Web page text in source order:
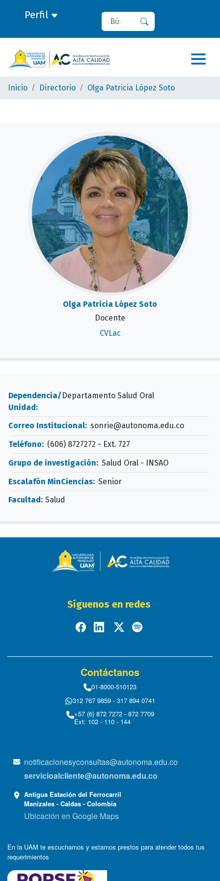
Perfil Buscar
Inicio Directorio Olga Patricia López Soto
Olga Patricia López Soto
Docente
CVLac
Dependencia/
Unidad:
Departamento Salud Oral
Correo Institucional: sonrie@autonoma.edu.co
Teléfono: (606) 8727272 - Ext. 727
Grupo de investigación: Salud Oral - INSAO
Escalafón MinCiencias: Senior
Facultad: Salud
Síguenos en redes
Contáctanos
01-8000-510123
312 767 9859 - 317 894 0741
+57 (6) 872 7272 - 872 7709
Ext: 102 - 110 - 144
notificacionesyconsultas@autonoma.edu.co
servicioalcliente@autonoma.edu.co
Antigua Estación del Ferrocarril
Manizales - Caldas - Colombia
Ubicación en Google Maps
En la UAM te escuchamos y estamos prestos para atender todos tus
requerimientos